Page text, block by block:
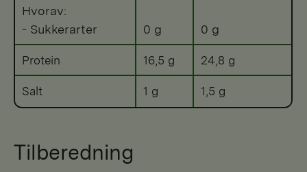
Hvorav:
- Sukkerarter
0 g 0 g
Protein 16,5 g 24,8 g
Salt 1 g 1,5 g
Tilberedning